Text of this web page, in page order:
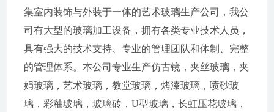
集室内装饰与外装于一体的艺术玻璃生产公司，我公
司有大型的玻璃加工设备，拥有各类专业技术人员，
具有强大的技术支持、专业的管理团队和体制、完整
的管理体系。本公司专业生产仿古镜，夹丝玻璃，夹
娟玻璃，艺术玻璃，教堂玻璃，烤漆玻璃，喷砂玻
璃，彩釉玻璃，玻璃砖，U型玻璃，长虹压花玻璃，